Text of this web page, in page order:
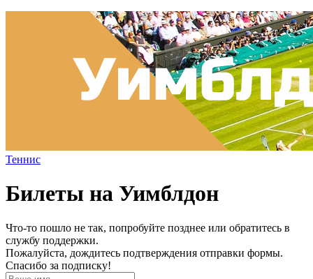
Теннис
Билеты на Уимблдон
Что-то пошло не так, попробуйте позднее или обратитесь в
службу поддержки.
Пожалуйста, дождитесь подтверждения отправки формы.
Спасибо за подписку!